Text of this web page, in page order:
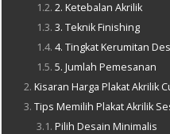
2. Ketebalan Akrilik
3. Teknik Finishing
4. Tingkat Kerumitan
5. Jumlah Pemesanan
Kisaran Harga Plakat Akrilik
Tips Memilih Plakat Akrilik
Pilih Desain Minimalis